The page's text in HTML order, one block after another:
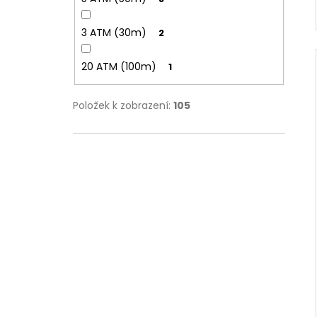
3 ATM (30m) 2
20 ATM (100m) 1
Položek k zobrazení: 105